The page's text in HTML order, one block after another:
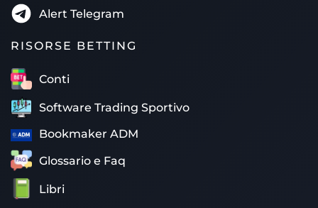
Alert Telegram
RISORSE BETTING
Conti
Software Trading Sportivo
Bookmaker ADM
Glossario e Faq
Libri